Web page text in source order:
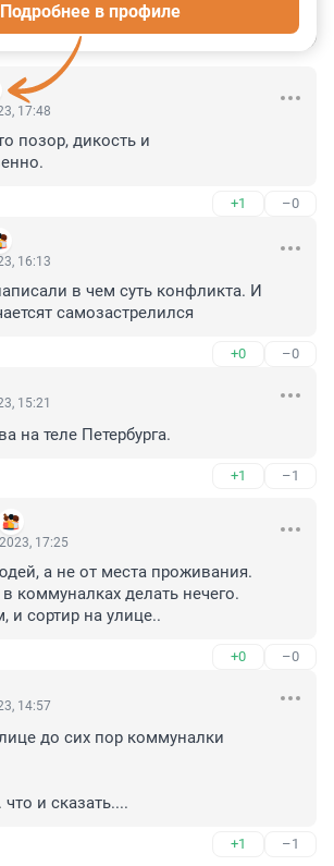
Подробнее в профиле
17:48
позор, дикость и
+1 –0
16:13
в чем суть конфликта. И
самозастрелился
+0 –0
15:21
на теле Петербурга.
+1 –1
17:25
а не от места проживания.
коммуналках делать нечего.
и сортир на улице..
+0 –0
14:57
до сих пор коммуналки
и сказать....
+1 –1